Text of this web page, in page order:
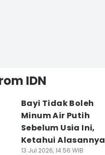
IDN
Bayi Tidak Boleh
Minum Air Putih
Sebelum Usia Ini,
Ketahui Alasannya
13 Jul 2026, 14:56 WIB